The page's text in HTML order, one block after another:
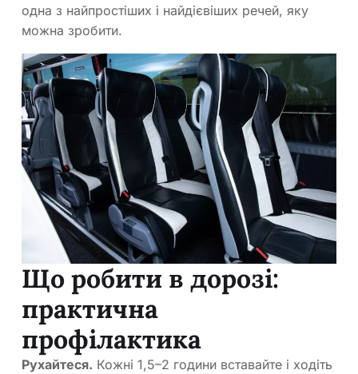
одна з найпростіших і найдієвіших речей, яку
можна зробити.
Що робити в дорозі:
практична
профілактика
Рухайтеся. Кожні 1,5–2 години вставайте і ходіть